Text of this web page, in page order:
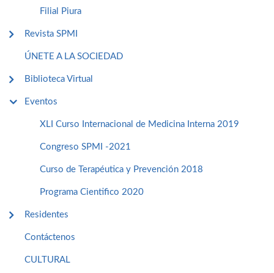
Filial Piura
Revista SPMI
ÚNETE A LA SOCIEDAD
Biblioteca Virtual
Eventos
XLI Curso Internacional de Medicina Interna 2019
Congreso SPMI -2021
Curso de Terapéutica y Prevención 2018
Programa Cientifico 2020
Residentes
Contáctenos
CULTURAL